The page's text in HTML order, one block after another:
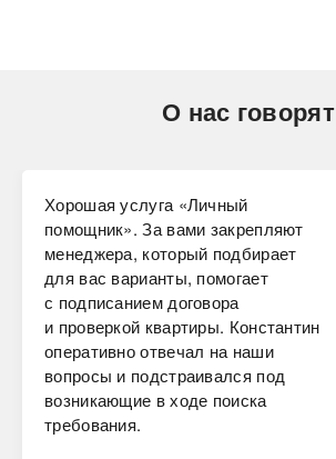
О нас говорят
Хорошая услуга «Личный
помощник». За вами закрепляют
менеджера, который подбирает
для вас варианты, помогает
с подписанием договора
и проверкой квартиры. Константин
оперативно отвечал на наши
вопросы и подстраивался под
возникающие в ходе поиска
требования.